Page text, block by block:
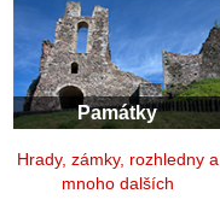
Památky
Hrady, zámky, rozhledny a
mnoho dalších